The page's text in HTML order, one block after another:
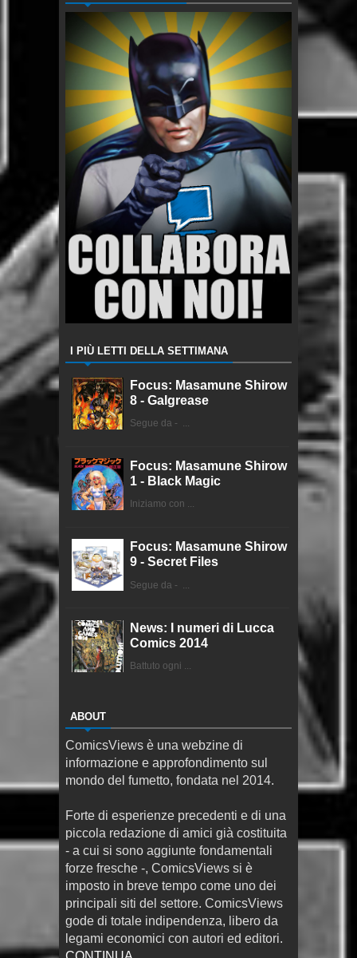
I PIÙ LETTI DELLA SETTIMANA
Focus: Masamune Shirow
8 - Galgrease
Segue da - ...
Focus: Masamune Shirow
1 - Black Magic
Iniziamo con ...
Focus: Masamune Shirow
9 - Secret Files
Segue da - ...
News: I numeri di Lucca
Comics 2014
Battuto ogni ...
ABOUT
ComicsViews è una webzine di
informazione e approfondimento sul
mondo del fumetto, fondata nel 2014.
Forte di esperienze precedenti e di una
piccola redazione di amici già costituita
- a cui si sono aggiunte fondamentali
forze fresche -, ComicsViews si è
imposto in breve tempo come uno dei
principali siti del settore. ComicsViews
gode di totale indipendenza, libero da
legami economici con autori ed editori.